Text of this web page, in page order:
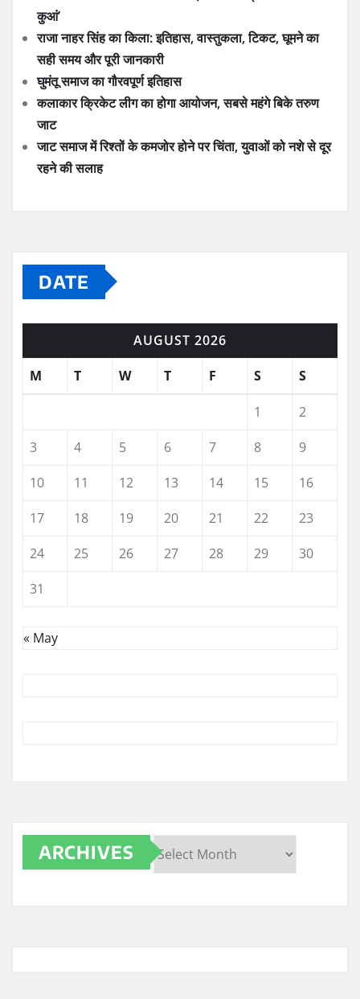
कुआं’
राजा नाहर सिंह का किला: इतिहास, वास्तुकला, टिकट, घूमने का
सही समय और पूरी जानकारी
घुमंतू समाज का गौरवपूर्ण इतिहास
कलाकार क्रिकेट लीग का होगा आयोजन, सबसे महंगे बिके तरुण
जाट
जाट समाज में रिश्तों के कमजोर होने पर चिंता, युवाओं को नशे से दूर
रहने की सलाह
DATE
AUGUST 2026
M
T W T F S S
1
2
3
4 5 6 7 8
9
10
11 12 13 14 15
16
17
18 19 20 21 22
23
24
25 26 27 28 29
30
31
« May
ARCHIVES